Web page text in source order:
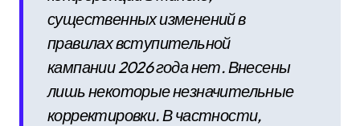
существенных изменений в
правилах вступительной
кампании 2026 года нет. Внесены
лишь некоторые незначительные
корректировки. В частности,